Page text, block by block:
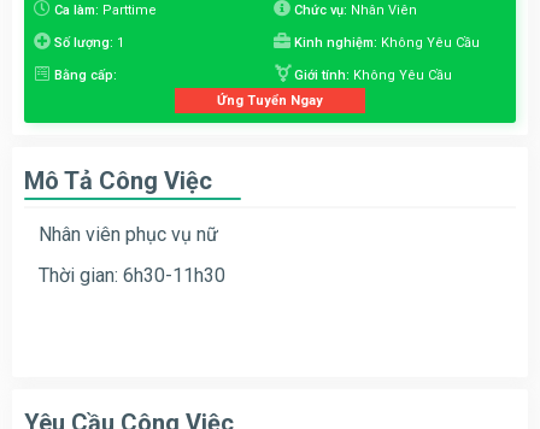
Ca làm: Parttime Chức vụ: Nhân Viên
Số lượng: 1 Kinh nghiệm: Không Yêu Cầu
Bằng cấp: Giới tính: Không Yêu Cầu
Ứng Tuyển Ngay
Mô Tả Công Việc
Nhân viên phục vụ nữ
Thời gian: 6h30-11h30
Yêu Cầu Công Việc